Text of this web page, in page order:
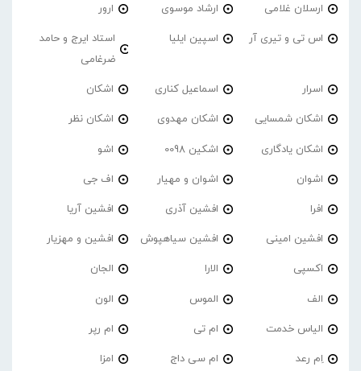
ارسلان غلامی ارشاد موسوی ارور
اس تی و تیری آر اسپین ایلیا
استاد ایرج و حامد
ضرغامی
اسرار اسماعیل کناری اشکان
اشکان شمسایی اشکان مهدوی اشکان نظر
اشکان یادگاری اشکین 0098 اشو
اشوان اشوان و مهیار اف جی
افرا افشین آذری افشین آریا
افشین امینی افشین سیاهپوش افشین و مهزیار
اکسپی الارا الجان
الف الموس الون
الیاس خدمت ام تی ام رپر
اِم رعد ام سی داج امزا